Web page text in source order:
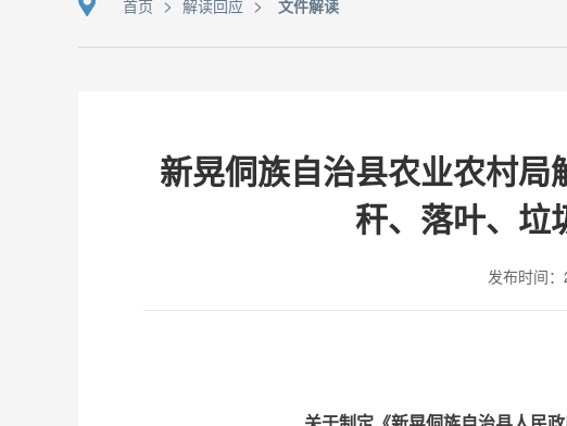
首页 解读回应 文件解读
新晃侗族自治县农业农村
秆、落叶、垃
发布时间